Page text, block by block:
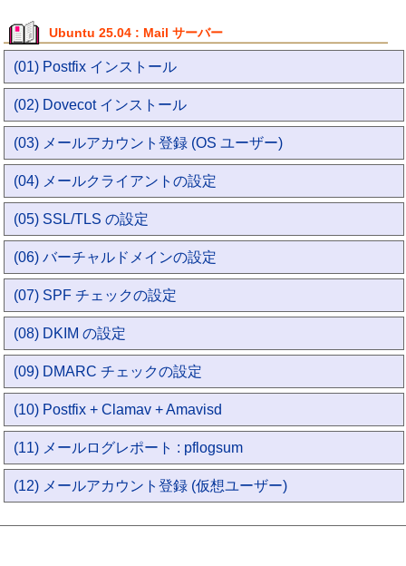
Ubuntu 25.04 : Mail サーバー
(01) Postfix インストール
(02) Dovecot インストール
(03) メールアカウント登録 (OS ユーザー)
(04) メールクライアントの設定
(05) SSL/TLS の設定
(06) バーチャルドメインの設定
(07) SPF チェックの設定
(08) DKIM の設定
(09) DMARC チェックの設定
(10) Postfix + Clamav + Amavisd
(11) メールログレポート : pflogsum
(12) メールアカウント登録 (仮想ユーザー)